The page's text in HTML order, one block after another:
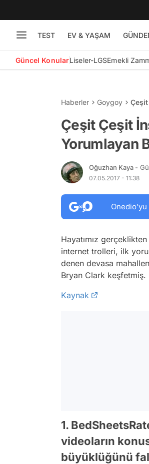
TEST EV & YAŞAM
Güncel KonularLiseler-LGSEmekli
Haberler Goygoy
Çeşit Çeşit
Yorumlayan
Oğuzhan Kaya -
07.05.2017 - 11:38
Hayatımız
internet trolleri, ilk
denen devasa
Bryan Clark keşfetmiş.
Kaynak
1.
videoların
büyüklüğünü